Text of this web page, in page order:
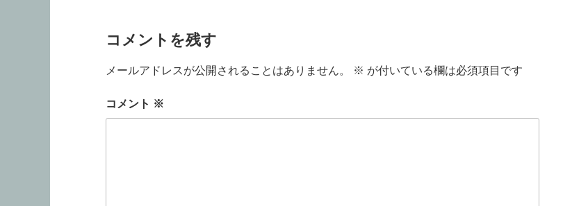
コメントを残す
メールアドレスが公開されることはありません。 ※ が付いている欄は必須項目です
コメント ※